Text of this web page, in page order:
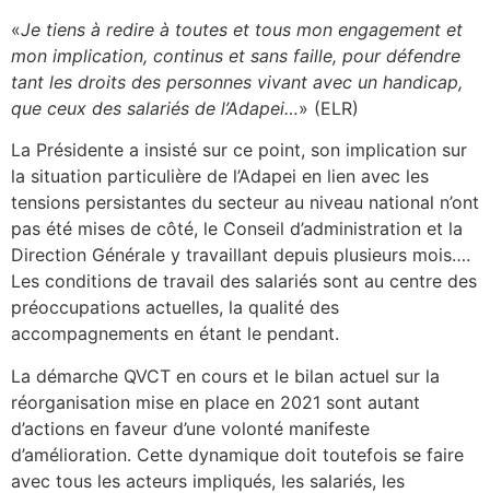
«Je tiens à redire à toutes et tous mon engagement et
mon implication, continus et sans faille, pour défendre
tant les droits des personnes vivant avec un handicap,
que ceux des salariés de l’Adapei…» (ELR)
La Présidente a insisté sur ce point, son implication sur
la situation particulière de l’Adapei en lien avec les
tensions persistantes du secteur au niveau national n’ont
pas été mises de côté, le Conseil d’administration et la
Direction Générale y travaillant depuis plusieurs mois….
Les conditions de travail des salariés sont au centre des
préoccupations actuelles, la qualité des
accompagnements en étant le pendant.
La démarche QVCT en cours et le bilan actuel sur la
réorganisation mise en place en 2021 sont autant
d’actions en faveur d’une volonté manifeste
d’amélioration. Cette dynamique doit toutefois se faire
avec tous les acteurs impliqués, les salariés, les